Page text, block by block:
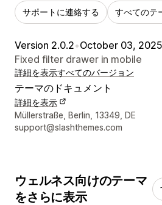
サポートに連絡する すべてのテ
Version 2.0.2•October 03, 2025
Fixed filter drawer in mobile
詳細を表示すべてのバージョン
テーマのドキュメント
詳細を表示
デザイナーの連絡先情報
Müllerstraße, Berlin, 13349, DE
support@slashthemes.com
ウェルネス向けのテーマ
をさらに表示